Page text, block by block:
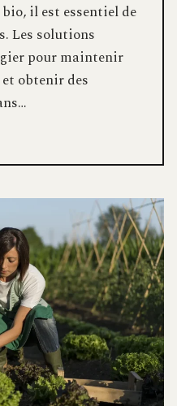
il est essentiel de
Les solutions
pour maintenir
obtenir des